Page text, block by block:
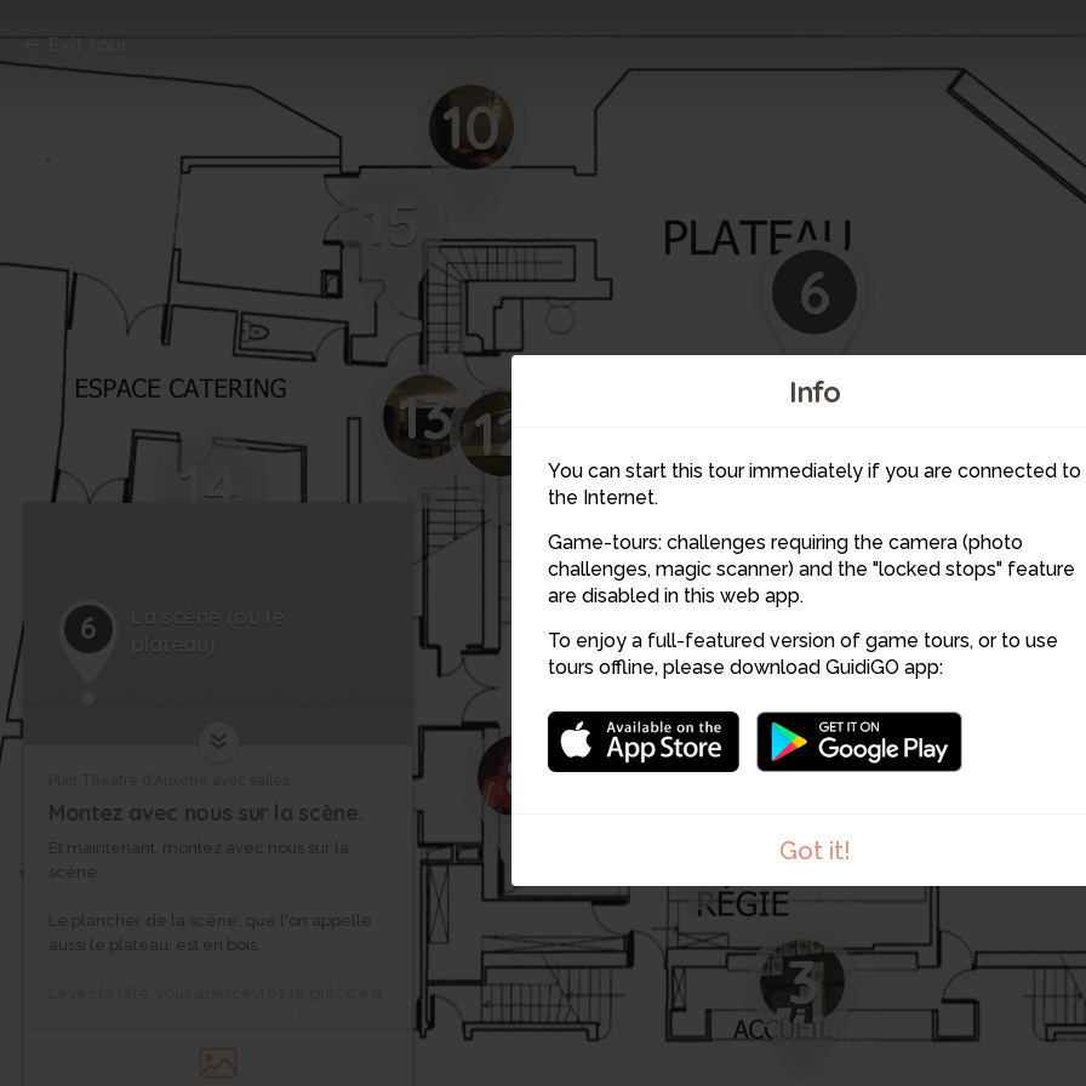
Info
You can start this tour immediately if you are connected to
the Internet.
Game-tours: challenges requiring the camera (photo
challenges, magic scanner) and the "locked stops" feature
are disabled in this web app.
To enjoy a full-featured version of game tours, or to use
tours offline, please download GuidiGO app:
Got it!
3
5
6
8
10
12
13
14
15
Exit tour
6
La scène (ou le
plateau)
Montez avec nous sur la scène.
Et maintenant, montez avec nous sur la
scène.
Le plancher de la scène, que l'on appelle
aussi le plateau, est en bois.
perches. Les perches sont de longs tubes